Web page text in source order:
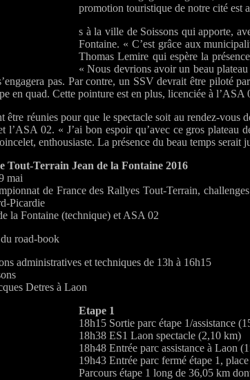
promotion touristique de notre cité est
s à la ville de Soissons qui apporte,
Fontaine. « C’est grâce aux
Thomas Lemire qui espère la
« Nous devrions avoir un beau
pas. Par contre, un SSV devrait être piloté
en quad. Cette pointure est en plus, licenciée à
être réunies pour que le spectacle soit au rendez-
l’ASA 02. « J’ai bon espoir qu’avec ce gros plateau
enthousiaste. La présence du beau temps serait
Tout-Terrain Jean de la Fontaine 2016
mai
de France des Rallyes Tout-Terrain,
Picardie
la Fontaine (technique) et ASA 02
road-book
administratives et techniques de 13h à 16h15
Detres à Laon
Etape 1
18h15 Sortie parc étape 1/assistance
18h38 ES1 Laon spectacle (2,10 km)
18h48 Entrée parc assistance à Laon
19h43 Entrée parc fermé étape 1,
Parcours étape 1 long de 36,05 km